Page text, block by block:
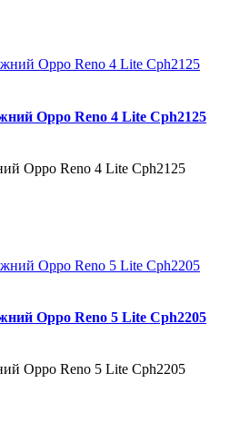
Oppo Reno 4 Lite Cph2125
Oppo Reno 4 Lite Cph2125
Oppo Reno 5 Lite Cph2205
Oppo Reno 5 Lite Cph2205